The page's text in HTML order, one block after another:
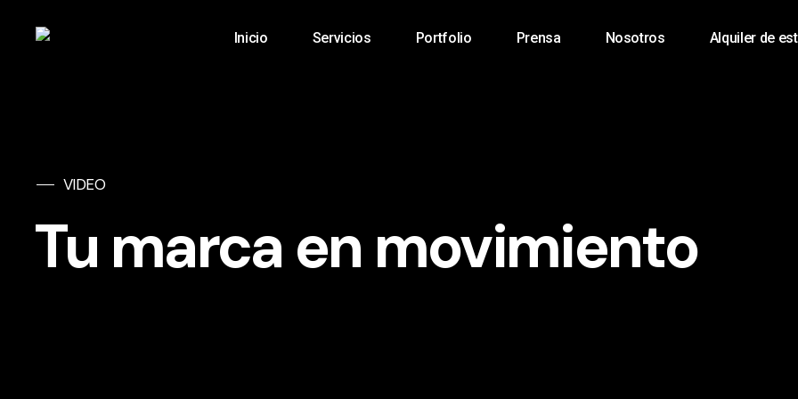
Inicio Servicios Portfolio Prensa Nosotros Alquiler de
VIDEO
Tu marca en movimiento